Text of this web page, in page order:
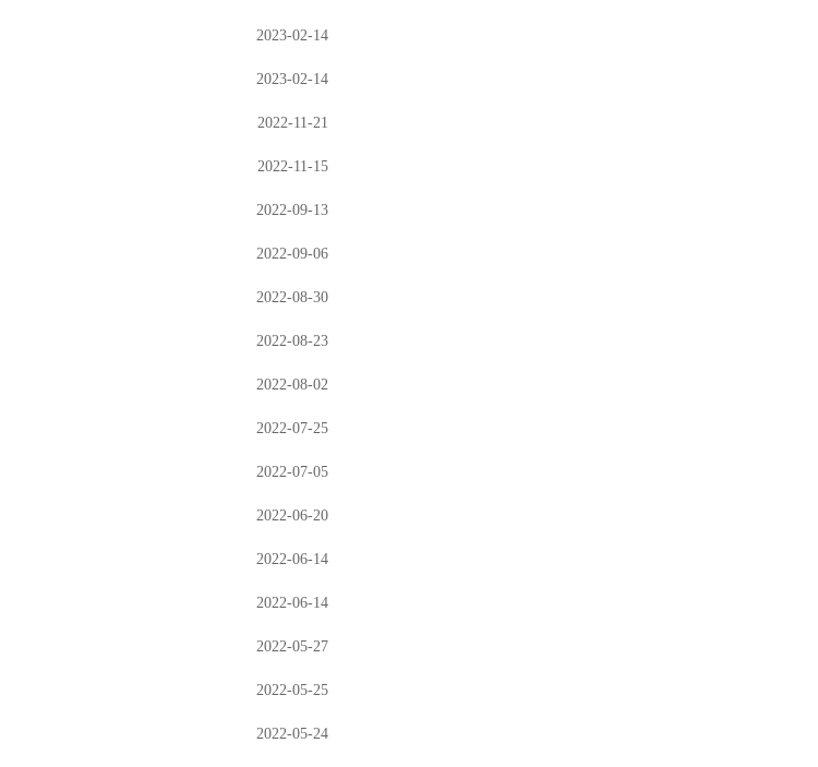
2023-02-14
2023-02-14
2022-11-21
2022-11-15
2022-09-13
2022-09-06
2022-08-30
2022-08-23
2022-08-02
2022-07-25
2022-07-05
2022-06-20
2022-06-14
2022-06-14
2022-05-27
2022-05-25
2022-05-24